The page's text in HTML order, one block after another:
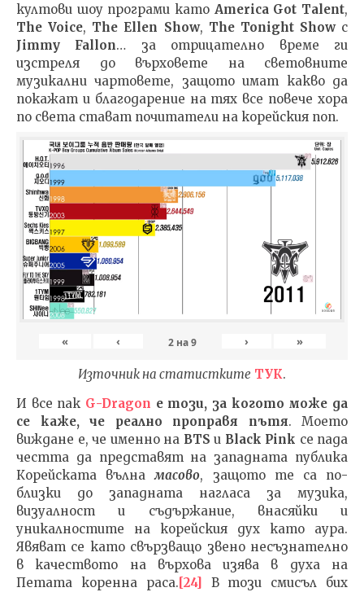
култови шоу програми като America Got Talent,
The Voice, The Ellen Show, The Tonight Showс
Jimmy Fallon… за отрицателно време ги
изстреля до върховете на световните
музикални чартовете, защото имат какво да
покажат и благодарение на тях все повече хора
по света стават почитатели на корейския поп.
« ‹ 2на9 › »
Източник на статистките ТУК.
И все пак G-Dragon е този, за когото може да
се каже, че реално проправя пътя. Моето
виждане е, че именно на BTS и Black Pink се пада
честта да представят на западната публика
Корейската вълнамасово, защото те са по-
близки до западната нагласа за музика,
визуалност и съдържание, внасяйки и
уникалностите на корейския дух като аура.
Явяват се като свързващо звено несъзнателно
в качеството на върхова изява в духа на
Петата коренна раса. [24]
В този смисъл бих